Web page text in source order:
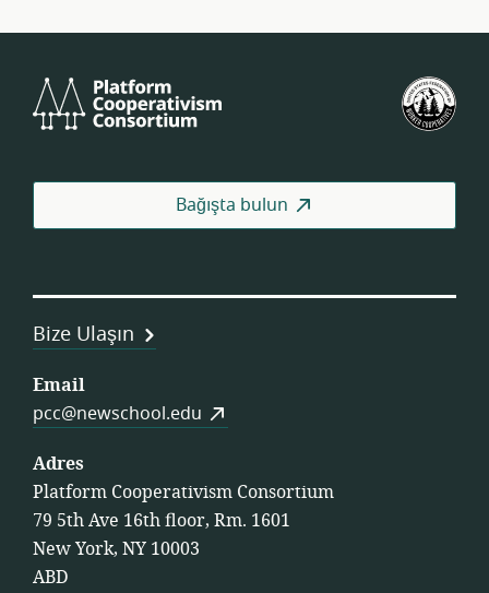
Cooperativism
Bağışta bulun
Bize Ulaşın
Email
pcc@newschool.edu
Adres
Platform Cooperativism Consortium
79 5th Ave 16th floor, Rm. 1601
New York, NY 10003
ABD